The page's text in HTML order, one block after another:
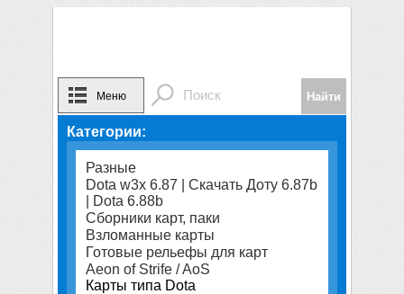
Меню
Категории:
Разные
Dota w3x 6.87 | Скачать Доту 6.87b
| Dota 6.88b
Сборники карт, паки
Взломанные карты
Готовые рельефы для карт
Aeon of Strife / AoS
Карты типа Dota